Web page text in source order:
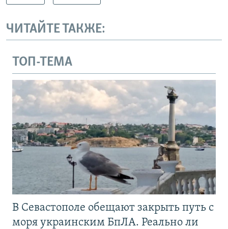
ЧИТАЙТЕ ТАКЖЕ:
ТОП-ТЕМА
В Севастополе обещают закрыть путь с
моря украинским БпЛА. Реально ли